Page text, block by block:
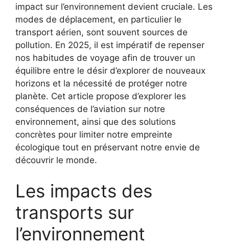
impact sur l’environnement devient cruciale. Les
modes de déplacement, en particulier le
transport aérien, sont souvent sources de
pollution. En 2025, il est impératif de repenser
nos habitudes de voyage afin de trouver un
équilibre entre le désir d’explorer de nouveaux
horizons et la nécessité de protéger notre
planète. Cet article propose d’explorer les
conséquences de l’aviation sur notre
environnement, ainsi que des solutions
concrètes pour limiter notre empreinte
écologique tout en préservant notre envie de
découvrir le monde.
Les impacts des
transports sur
l’environnement